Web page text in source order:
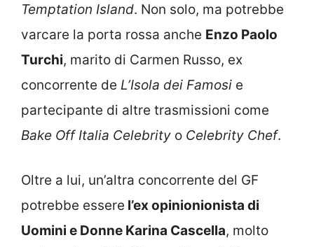
Temptation Island. Non solo, ma potrebbe
varcare la porta rossa anche Enzo Paolo
Turchi, marito di Carmen Russo, ex
concorrente de L’Isola dei Famosi e
partecipante di altre trasmissioni come
Bake Off Italia Celebrity o Celebrity Chef.
Oltre a lui, un’altra concorrente del GF
potrebbe essere l’ex opinionionista di
Uomini e Donne Karina Cascella, molto